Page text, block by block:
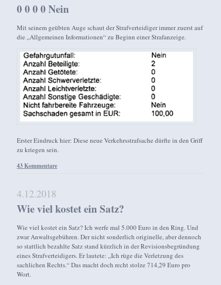
0 0 0 0 Nein
Mit seinem geübten Auge schaut der Strafverteidiger immer zuerst auf
die „Allgemeinen Informationen“ zu Beginn einer Strafanzeige.
Erster Eindruck hier: Diese neue Verkehrsstrafsache dürfte in den Griff
zu kriegen sein.
43 Kommentare
4.12.2018
Wie viel kostet ein Satz?
Wie viel kostet ein Satz? Ich werfe mal 5.000 Euro in den Ring. Und
zwar Anwaltsgebühren. Der nicht sonderlich originelle, aber dennoch
so stattlich bezahlte Satz stand kürzlich in der Revisionsbegründung
eines Strafverteidigers. Er lautete: „Ich rüge die Verletzung des
sachlichen Rechts.“ Das macht doch recht stolze 714,29 Euro pro
Wort.